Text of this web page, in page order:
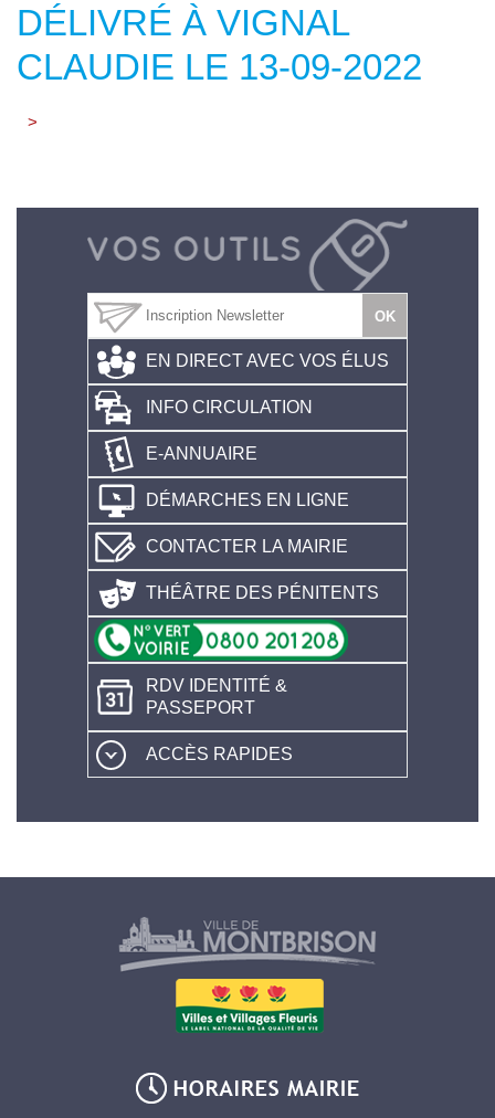
DÉLIVRÉ À VIGNAL
CLAUDIE LE 13-09-2022
>
EN DIRECT AVEC VOS ÉLUS
INFO CIRCULATION
E-ANNUAIRE
DÉMARCHES EN LIGNE
CONTACTER LA MAIRIE
THÉÂTRE DES PÉNITENTS
RDV IDENTITÉ &
PASSEPORT
ACCÈS RAPIDES